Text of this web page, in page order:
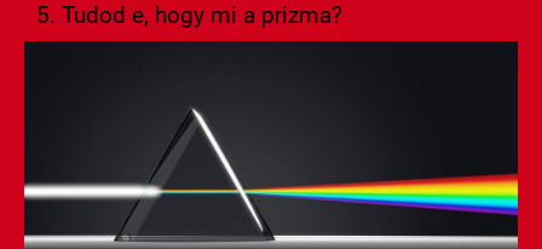
5. Tudod e, hogy mi a prizma?